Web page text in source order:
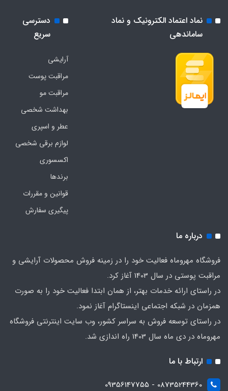
نماد اعتماد الکترونیک و نماد
ساماندهی
دسترسی
سریع
آرایشی
مراقبت پوست
مراقبت مو
بهداشت شخصی
عطر و اسپری
لوازم برقی شخصی
اکسسوری
برندها
قوانین و مقررات
پیگیری سفارش
درباره ما
فروشگاه مهروماه فعالیت خود را در زمینه فروش محصولات آرایشی و
مراقبت پوستی در سال 1403 آغاز کرد.
در راستای ارائه خدمات بهتر، از همان ابتدا فعالیت خود را به صورت
همزمان در شبکه اجتماعی اینستاگرام آغاز نمود.
در راستای توسعه فروش به سراسر کشور، وب سایت اینترنتی فروشگاه
مهروماه در دی ماه سال 1403 راه اندازی شد.
ارتباط با ما
08735244360 - 09356147755